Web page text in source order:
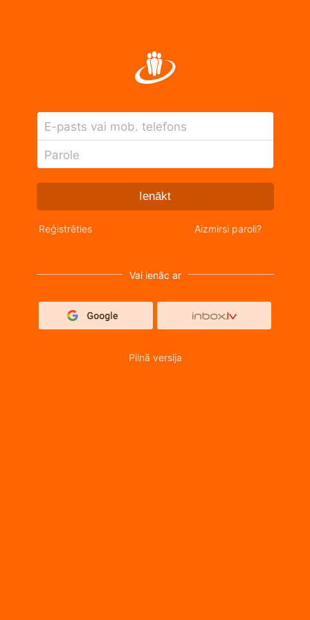
E-pasts vai mob. telefons
Parole
Ienākt
Reģistrēties Aizmirsi paroli?
Vai ienāc ar
Pilnā versija